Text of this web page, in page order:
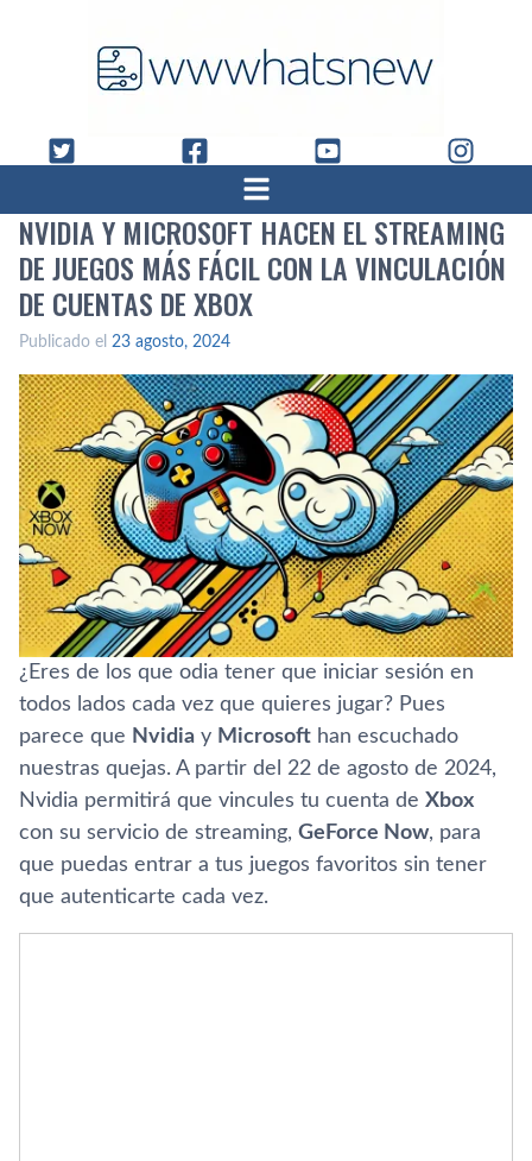
NVIDIA Y MICROSOFT HACEN EL STREAMING
DE JUEGOS MÁS FÁCIL CON LA VINCULACIÓN
DE CUENTAS DE XBOX
Publicado el 23 agosto, 2024
¿Eres de los que odia tener que iniciar sesión en
todos lados cada vez que quieres jugar? Pues
parece que Nvidia y Microsoft han escuchado
nuestras quejas. A partir del 22 de agosto de 2024,
Nvidia permitirá que vincules tu cuenta de Xbox
con su servicio de streaming, GeForce Now, para
que puedas entrar a tus juegos favoritos sin tener
que autenticarte cada vez.